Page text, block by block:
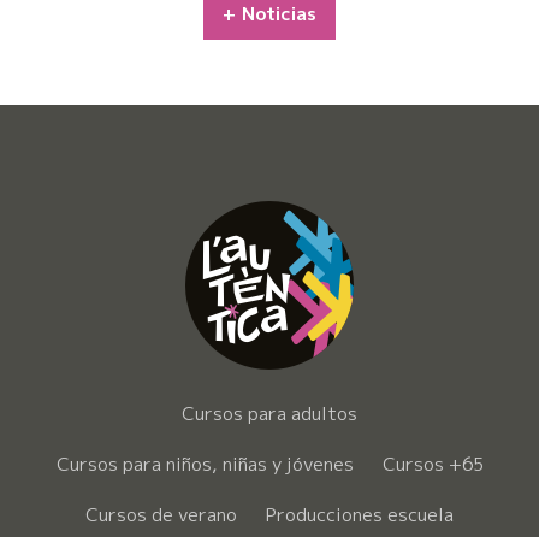
+ Noticias
Cursos para adultos
Cursos para niños, niñas y jóvenes
Cursos +65
Cursos de verano
Producciones escuela